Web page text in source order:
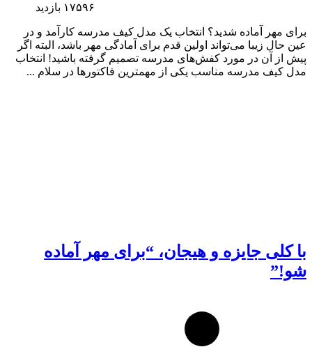
۱۷۵۹۶ بازدید
برای مهر آماده شدید؟ انتخاب یک مدل کیف مدرسه کارآمد و در
عین حال زیبا می‌تواند اولین قدم برای آمادگی مهر باشد، البته اگر
پیش از آن در مورد کفش‌های مدرسه تصمیم گرفته باشید! انتخاب
مدل کیف مدرسه مناسب یکی از مهمترین فاکتورها در سلام ...
با کلی جایزه و هیجان، “برای مهر آماده
شو!”